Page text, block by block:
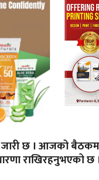
जारी छ । आजको
राखिरहनुभएको छ